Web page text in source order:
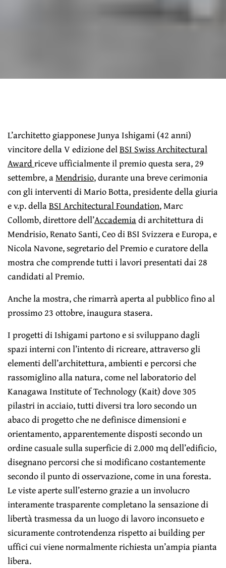
L’architetto giapponese Junya Ishigami (42 anni)
vincitore della V edizione delBSI Swiss Architectural
Awardriceve ufficialmente il premio questa sera, 29
settembre, aMendrisio, durante una breve cerimonia
con gli interventi di Mario Botta, presidente della giuria
e v.p. dellaBSI Architectural Foundation, Marc
Collomb, direttore dell’Accademiadi architettura di
Mendrisio, Renato Santi, Ceo di BSI Svizzera e Europa, e
Nicola Navone, segretario del Premio e curatore della
mostra che comprende tutti i lavori presentati dai 28
candidati al Premio.
Anche la mostra, che rimarrà aperta al pubblico fino al
prossimo 23 ottobre, inaugura stasera.
I progetti di Ishigami partono e si sviluppano dagli
spazi interni con l’intento di ricreare, attraverso gli
elementi dell’architettura, ambienti e percorsi che
rassomiglino alla natura, come nel laboratorio del
Kanagawa Institute of Technology (Kait) dove 305
pilastri in acciaio, tutti diversi tra loro secondo un
abaco di progetto che ne definisce dimensioni e
orientamento, apparentemente disposti secondo un
ordine casuale sulla superficie di 2.000 mq dell’edificio,
disegnano percorsi che si modificano costantemente
secondo il punto di osservazione, come in una foresta.
Le viste aperte sull’esterno grazie a un involucro
interamente trasparente completano la sensazione di
libertà trasmessa da un luogo di lavoro inconsueto e
sicuramente controtendenza rispetto ai building per
uffici cui viene normalmente richiesta un’ampia pianta
libera.